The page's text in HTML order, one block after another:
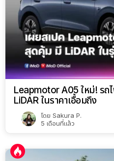
Leapmotor A05 ใหม่! รถ
LiDAR ในราคาเอื้อมถึง
โดย Sakura P.
5 เดือนที่แล้ว